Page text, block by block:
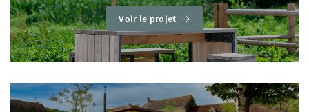
Voir le projet